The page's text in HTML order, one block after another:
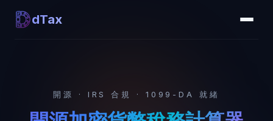
dTax
開源 · IRS 合規 · 1099-DA 就緒